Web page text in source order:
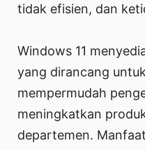
tidak efisien, dan
Windows 11
yang dirancang
mempermudah
meningkatkan
departemen.